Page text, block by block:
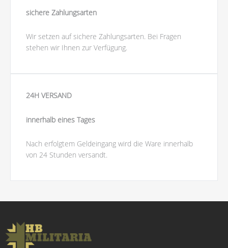
sichere Zahlungsarten
Wir setzen auf sichere Zahlungsarten. Bei Fragen
stehen wir Ihnen zur Verfügung.
24H VERSAND
innerhalb eines Tages
Nach erfolgtem Geldeingang wird die Ware innerhalb
von 24 Stunden versandt.